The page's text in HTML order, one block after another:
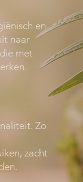
en
naar
met
Zo
zacht